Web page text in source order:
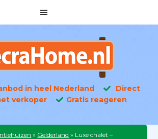
in heel Nederland
Direct
verkoper
Gratis reageren
» Gelderland » Luxe chalet –